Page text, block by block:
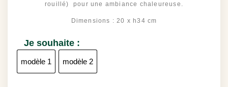
rouillé) pour une ambiance chaleureuse.
Dimensions : 20 x h34 cm
Je souhaite :
modèle 1 modèle 2